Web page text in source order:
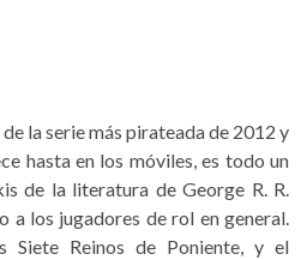
la serie más pirateada de 2012 y
hasta en los móviles, es todo un
de la literatura de George R. R.
a los jugadores de rol en general.
Siete Reinos de Poniente, y el